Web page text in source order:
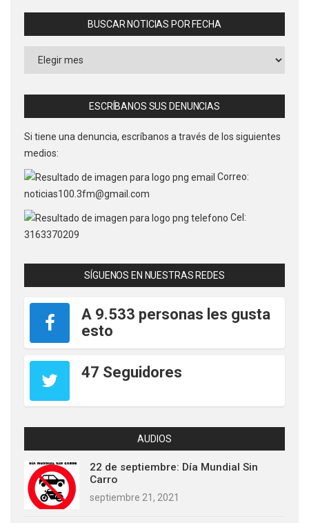
BUSCAR NOTICIAS POR FECHA
Buscar
ESCRÍBANOS SUS DENUNCIAS
Si tiene una denuncia, escríbanos a través de los siguientes
medios:
Correo:
noticias100.3fm@gmail.com
Cel:
3163370209
SÍGUENOS EN NUESTRAS REDES
A 9.533 personas les gusta
esto
47 Seguidores
AUDIOS
22 de septiembre: Día Mundial Sin
Carro
septiembre 21, 2021